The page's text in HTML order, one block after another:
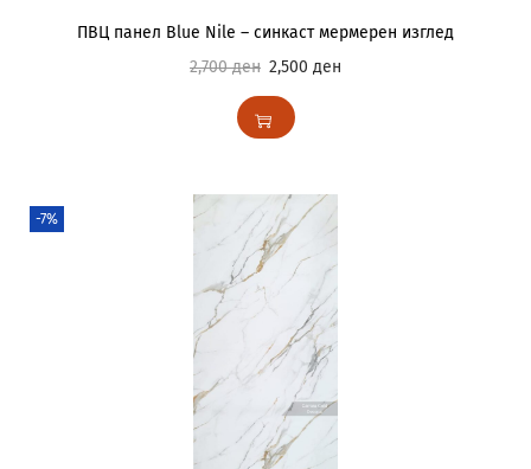
ПВЦ панел Blue Nile – синкаст мермерен изглед
2,700ден 2,500 ден
-7%